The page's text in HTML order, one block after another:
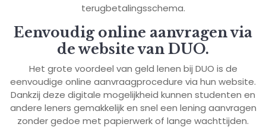
terugbetalingsschema.
Eenvoudig online aanvragen via
de website van DUO.
Het grote voordeel van geld lenen bij DUO is de
eenvoudige online aanvraagprocedure via hun website.
Dankzij deze digitale mogelijkheid kunnen studenten en
andere leners gemakkelijk en snel een lening aanvragen
zonder gedoe met papierwerk of lange wachttijden.